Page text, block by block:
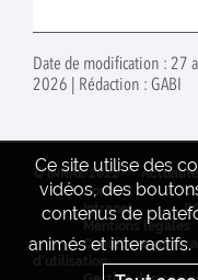
Date de modification : 27
2026 | Rédaction : GABI
Ce site utilise des
vidéos, des
contenus de
animés et interactifs.
© INRAE 2022
Contact
Intranet
Mentions legales
Conditions
d'utilisation